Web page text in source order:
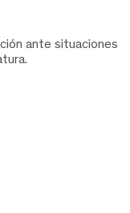
ante situaciones